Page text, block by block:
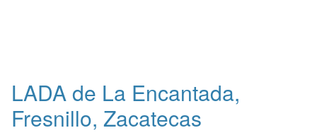
LADA de La Encantada,
Fresnillo, Zacatecas